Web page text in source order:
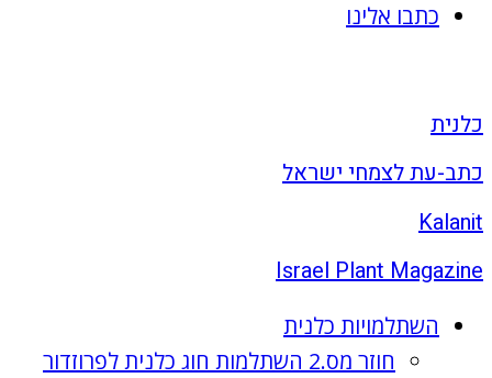
כתבו אלינו
כלנית
כתב-עת לצמחי ישראל
Kalanit
Israel Plant Magazine
השתלמויות כלנית
חוזר מס.2 השתלמות חוג כלנית לפרוזדור